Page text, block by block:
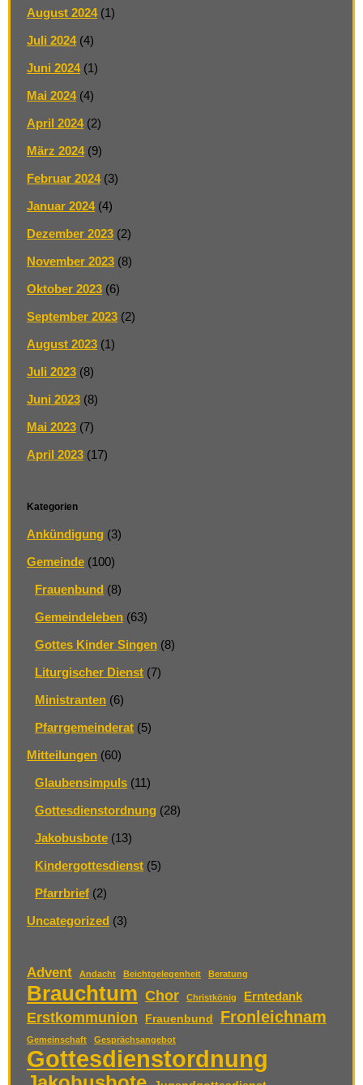
August 2024(1)
Juli 2024(4)
Juni 2024(1)
Mai 2024(4)
April 2024(2)
März 2024(9)
Februar 2024(3)
Januar 2024(4)
Dezember 2023 (2)
November 2023 (8)
Oktober 2023 (6)
September 2023 (2)
August 2023 (1)
Juli 2023 (8)
Juni 2023 (8)
Mai 2023 (7)
April 2023 (17)
Kategorien
Ankündigung (3)
Gemeinde (100)
Frauenbund (8)
Gemeindeleben (63)
Gottes Kinder Singen (8)
Liturgischer Dienst (7)
Ministranten (6)
Pfarrgemeinderat (5)
Mitteilungen (60)
Glaubensimpuls (11)
Gottesdienstordnung (28)
Jakobusbote (13)
Kindergottesdienst (5)
Pfarrbrief (2)
Uncategorized (3)
Advent Andacht Beichtgelegenheit Beratung
Brauchtum Chor Christkönig Erntedank
Erstkommunion Frauenbund Fronleichnam
Gemeinschaft Gesprächsangebot
Gottesdienstordnung